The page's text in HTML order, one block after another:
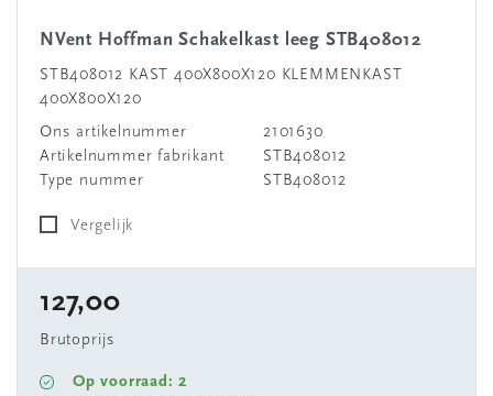
nVent Hoffman Schakelkast leeg STB408012
STB408012 KAST 400X800X120 KLEMMENKAST
400X800X120
Ons artikelnummer
2101630
Artikelnummer fabrikant
STB408012
Type nummer
STB408012
Vergelijk
127,00
Brutoprijs
Op voorraad: 2